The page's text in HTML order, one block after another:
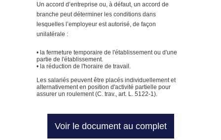
Un accord d’entreprise ou, à défaut, un accord de
branche peut déterminer les conditions dans
lesquelles l’employeur est autorisé, de façon
unilatérale :
• la fermeture temporaire de l'établissement ou d'une
partie de l'établissement.
• la réduction de l'horaire de travail.
Les salariés peuvent être placés individuellement et
alternativement en position d'activité partielle pour
assurer un roulement (C. trav., art. L. 5122-1).
Voir le document au complet